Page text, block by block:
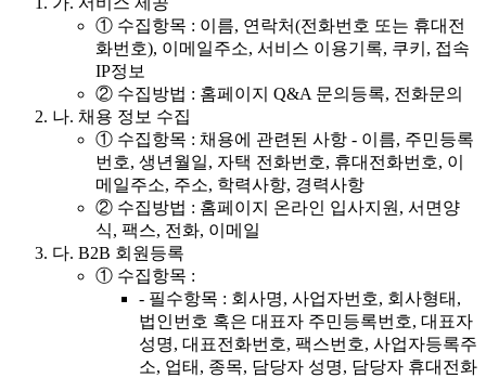
① 수집항목 : 이름, 연락처(전화번호 또는 휴대전
화번호), 이메일주소, 서비스 이용기록, 쿠키, 접속
IP정보
② 수집방법 : 홈페이지 Q&A 문의등록, 전화문의
나. 채용 정보 수집
① 수집항목 : 채용에 관련된 사항 - 이름, 주민등록
번호, 생년월일, 자택 전화번호, 휴대전화번호, 이
메일주소, 주소, 학력사항, 경력사항
② 수집방법 : 홈페이지 온라인 입사지원, 서면양
식, 팩스, 전화, 이메일
다. B2B 회원등록
① 수집항목 :
- 필수항목 : 회사명, 사업자번호, 회사형태,
법인번호 혹은 대표자 주민등록번호, 대표자
성명, 대표전화번호, 팩스번호, 사업자등록주
소, 업태, 종목, 담당자 성명, 담당자 휴대전화